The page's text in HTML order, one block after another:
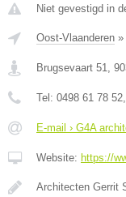
Niet gevestigd in
Oost-Vlaanderen »
Brugsevaart 51,
Tel: 0498 61 78 52
E-mail › G4A
Website: https://
Architecten Gerrit